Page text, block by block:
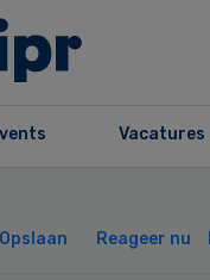
Vacatures
Opslaan Reageer nu